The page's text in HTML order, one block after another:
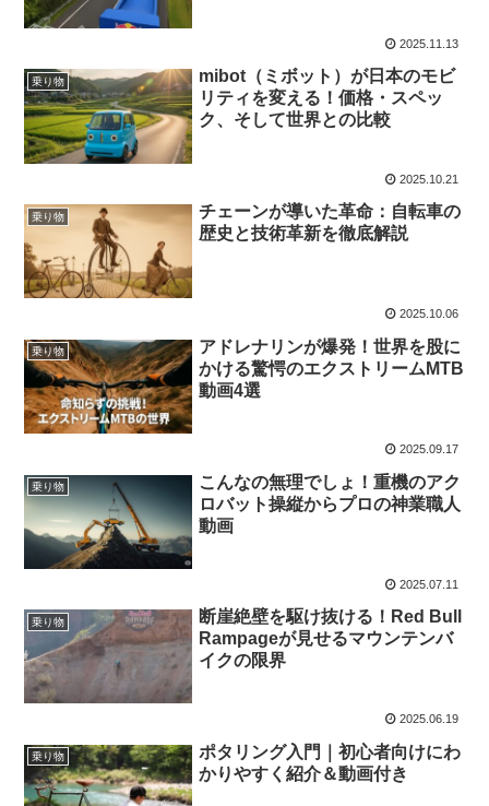
2025.11.13
乗り物
mibot（ミボット）が日本のモビ
リティを変える！価格・スペッ
ク、そして世界との比較
2025.10.21
乗り物
チェーンが導いた革命：自転車の
歴史と技術革新を徹底解説
2025.10.06
乗り物
アドレナリンが爆発！世界を股に
かける驚愕のエクストリームMTB
動画4選
2025.09.17
乗り物
こんなの無理でしょ！重機のアク
ロバット操縦からプロの神業職人
動画
2025.07.11
乗り物
断崖絶壁を駆け抜ける！Red Bull
Rampageが見せるマウンテンバ
イクの限界
2025.06.19
乗り物
ポタリング入門｜初心者向けにわ
かりやすく紹介＆動画付き